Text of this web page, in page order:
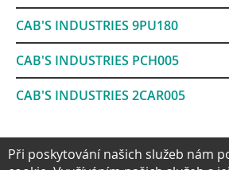
CAB'S INDUSTRIES 9PU180
CAB'S INDUSTRIES PCH005
CAB'S INDUSTRIES 2CAR005
Při poskytování našich služeb nám